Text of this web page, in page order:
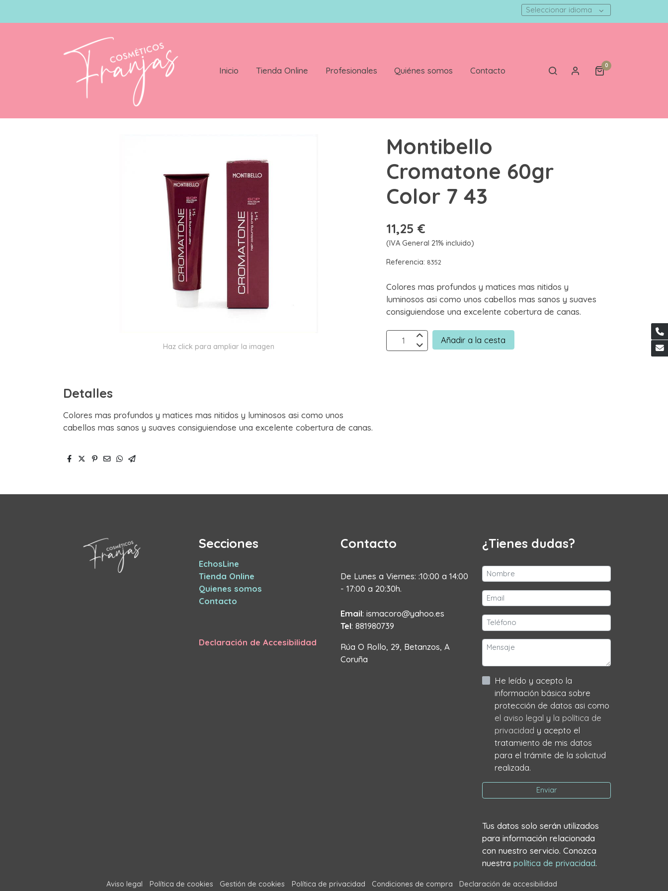
Seleccionar idioma
Inicio Tienda Online Profesionales Quiénes somos Contacto 0
Montibello Cromatone 60gr Color 7 43
Haz click para ampliar la imagen
Detalles
Colores mas profundos y matices mas nitidos y luminosos asi como unos
cabellos mas sanos y suaves consiguiendose una excelente cobertura de canas.
Montibello
Cromatone 60gr
Color 7 43
11,25 €
(IVA General 21% incluido)
Referencia: 8352
Colores mas profundos y matices mas nitidos y
luminosos asi como unos cabellos mas sanos y suaves
consiguiendose una excelente cobertura de canas.
Añadir a la cesta
Secciones
EchosLine
Tienda Online
Quienes somos
Contacto
Declaración de Accesibilidad
Contacto
De Lunes a Viernes: :10:00 a 14:00
- 17:00 a 20:30h.
Email: ismacoro@yahoo.es
Tel: 881980739
Rúa O Rollo, 29, Betanzos, A
Coruña
¿Tienes dudas?
He leído y acepto la
información básica sobre
protección de datos asi como
el aviso legal y la política de
privacidad y acepto el
tratamiento de mis datos
para el trámite de la solicitud
realizada.
Enviar
Tus datos solo serán utilizados
para información relacionada
con nuestro servicio. Conozca
nuestra política de privacidad.
Aviso legal Política de cookies Gestión de cookies Política de privacidad Condiciones de compra Declaración de accesibilidad